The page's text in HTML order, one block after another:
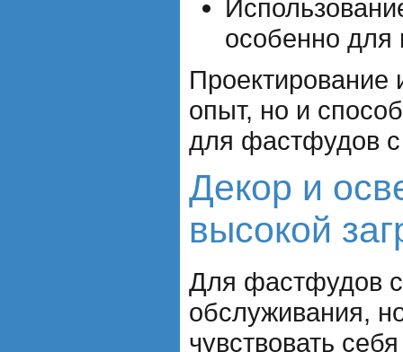
особенно для
Проектирование
опыт, но и
для фастфудов с
Декор и
высокой
Для фастфудов с
обслуживания,
чувствовать